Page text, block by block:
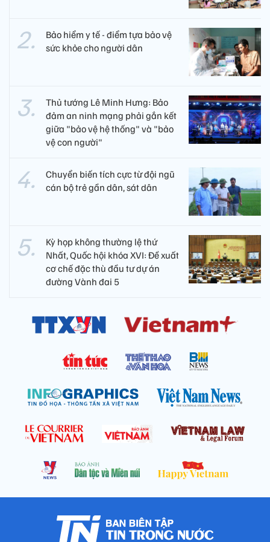
Bảo hiểm y tế - điểm tựa bảo vệ
sức khỏe cho người dân
Thủ tướng Lê Minh Hưng: Bảo
đảm an ninh mạng phải gắn kết
giữa "bảo vệ hệ thống" và "bảo
vệ con người"
Chuyển biến tích cực từ đội ngũ
cán bộ trẻ gần dân, sát dân
Kỳ họp không thường lệ thứ
Nhất, Quốc hội khóa XVI: Đề xuất
cơ chế đặc thù đầu tư dự án
đường Vành đai 5